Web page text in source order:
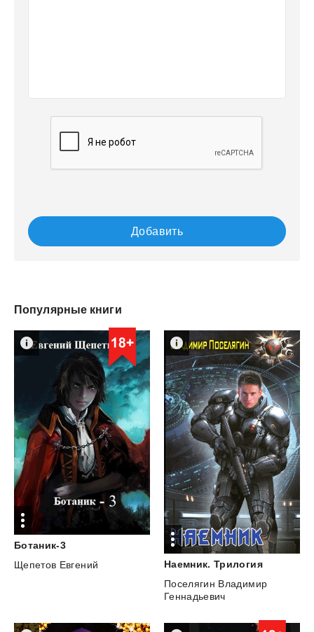
Добавить
Популярные книги
Ботаник-3
Щепетов Евгений
Наемник. Трилогия
Поселягин Владимир
Геннадьевич